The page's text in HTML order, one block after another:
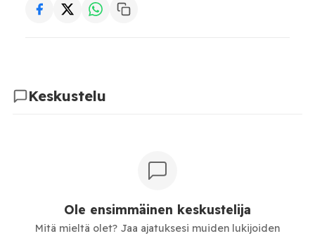
Keskustelu
Ole ensimmäinen keskustelija
Mitä mieltä olet? Jaa ajatuksesi muiden lukijoiden